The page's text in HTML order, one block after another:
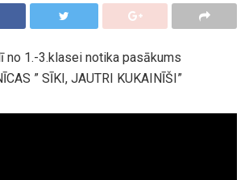
no 1.-3.klasei notika pasākums
” SĪKI, JAUTRI KUKAINĪŠI”